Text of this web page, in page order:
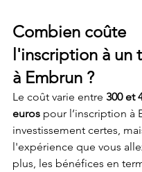
Combien coûte
l'inscription à un
à Embrun ?
Le coût varie entre 300 et
euros pour l’inscription à
investissement certes,
l'expérience que vous
plus, les bénéfices en